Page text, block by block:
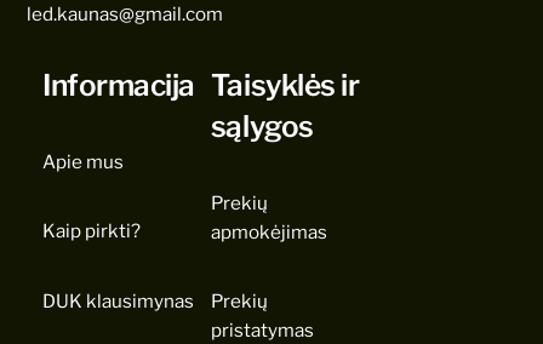
led.kaunas@gmail.com
Informacija
Apie mus
Kaip pirkti?
DUK klausimynas
Taisyklės ir
sąlygos
Prekių
apmokėjimas
Prekių
pristatymas